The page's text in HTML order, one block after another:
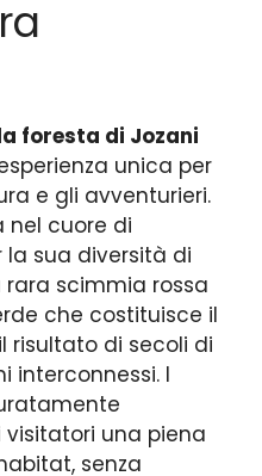
foresta di Jozani
unica per
e gli avventurieri.
nel cuore di
la sua diversità di
scimmia rossa
che costituisce il
risultato di secoli di
interconnessi. I
una piena
senza